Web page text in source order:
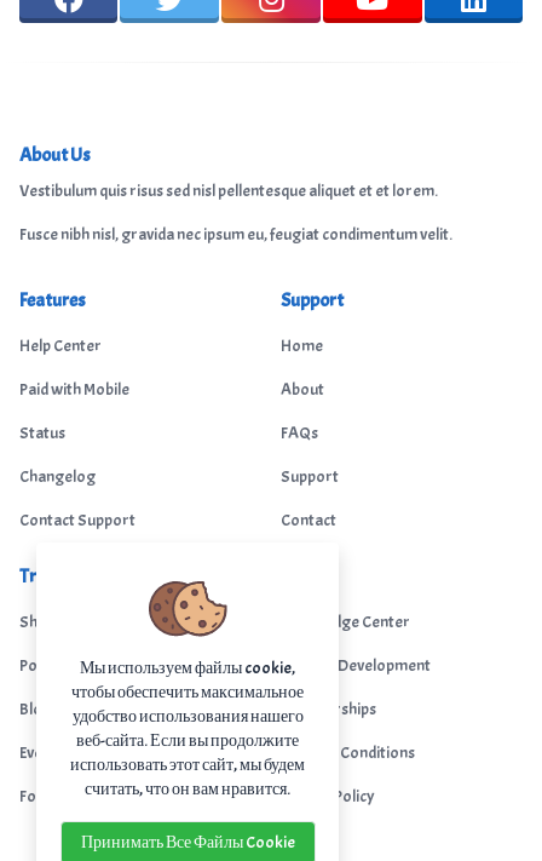
About Us
Vestibulum quis risus sed nisl pellentesque aliquet et et lorem.
Fusce nibh nisl, gravida nec ipsum eu, feugiat condimentum velit.
Features
Help Center
Paid with Mobile
Status
Changelog
Contact Support
Support
Home
About
FAQs
Support
Contact
Trending
Shop
Portfolio
Blog
Events
Forums
Knowledge Center
Custom Development
Sponsorships
Terms & Conditions
Privacy Policy
Мы используем файлы cookie,
чтобы обеспечить максимальное
удобство использования нашего
веб-сайта. Если вы продолжите
использовать этот сайт, мы будем
считать, что он вам нравится.
Принимать Все Файлы Cookie